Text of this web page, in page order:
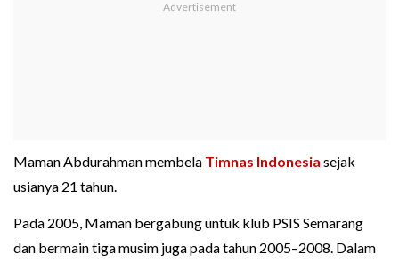
Maman Abdurahman membela Timnas Indonesia sejak
usianya 21 tahun.
Pada 2005, Maman bergabung untuk klub PSIS Semarang
dan bermain tiga musim juga pada tahun 2005–2008. Dalam